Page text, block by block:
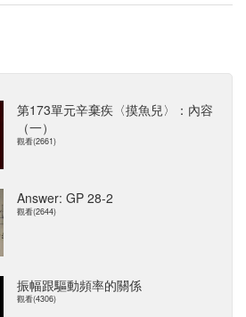
第173單元辛棄疾〈摸魚兒〉：內容
（一）
觀看(2661)
Answer: GP 28-2
觀看(2644)
振幅跟驅動頻率的關係
觀看(4306)